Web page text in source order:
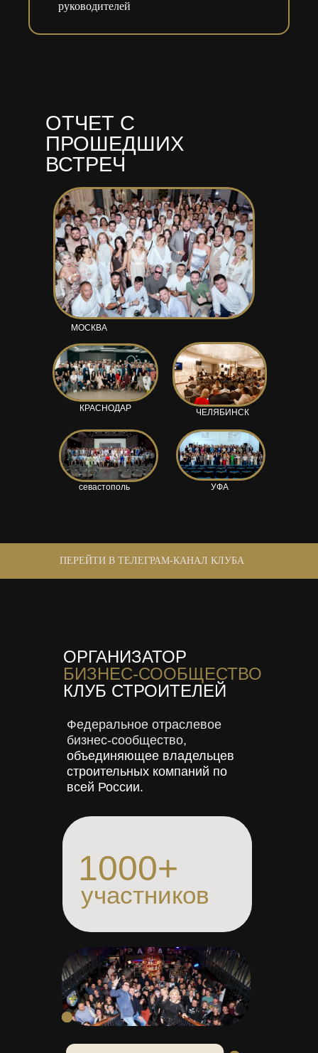
руководителей
ОТЧЕТ С
ПРОШЕДШИХ
ВСТРЕЧ
УФА
севастополь
КРАСНОДАР ЧЕЛЯБИНСК
МОСКВА
ПЕРЕЙТИ В ТЕЛЕГРАМ-КАНАЛ КЛУБА
ОРГАНИЗАТОР
БИЗНЕС-СООБЩЕСТВО
КЛУБ СТРОИТЕЛЕЙ
1000+
участников
Федеральное отраслевое
бизнес-сообщество,
объединяющее владельцев
строительных компаний по
всей России.